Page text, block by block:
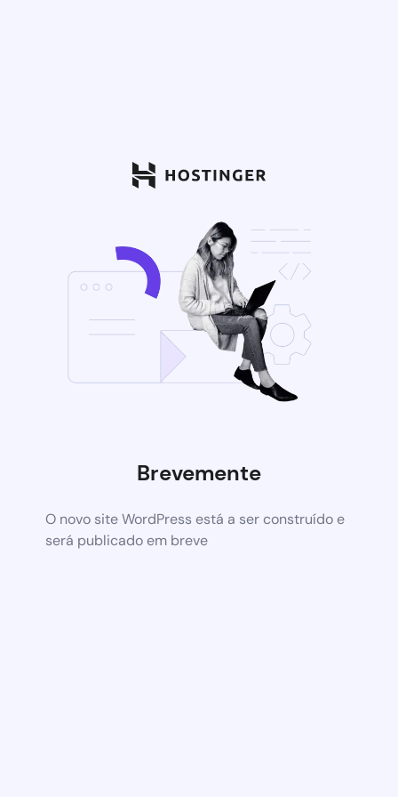
Brevemente
O novo site WordPress está a ser construído e
será publicado em breve